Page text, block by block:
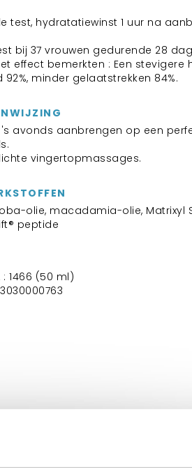
test, hydratatiewinst 1 uur na
bij 37 vrouwen gedurende 28
effect bemerkten : Een stevigere
minder gelaatstrekken 84%.
avonds aanbrengen op een
vingertopmassages.
olie, macadamia-olie, Matrixyl
peptide
: 1466 (50 ml)